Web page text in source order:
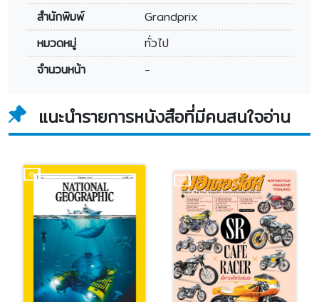
สำนักพิมพ์
Grandprix
หมวดหมู่
ทั่วไป
จำนวนหน้า
-
แนะนำรายการหนังสือที่มีคนสนใจอ่าน